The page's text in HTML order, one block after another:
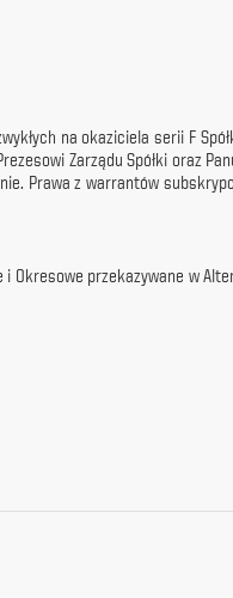
na okaziciela serii F
Zarządu Spółki oraz
Prawa z warrantów
Okresowe przekazywane w